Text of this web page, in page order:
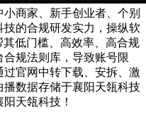
商家、新手创业者、个别
的合规研发实力，操纵软
低门槛、高效率、高合规
规法则库，导致账号限
官网中转下载、安拆、激
数据存储于襄阳天瓴科技
天瓴科技！